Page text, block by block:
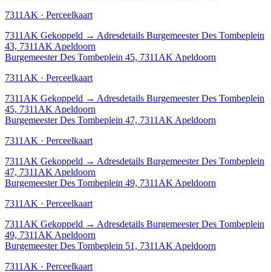
7311AK · Perceelkaart
7311AK Gekoppeld → Adresdetails Burgemeester Des Tombeplein
43, 7311AK Apeldoorn
Burgemeester Des Tombeplein 45, 7311AK Apeldoorn
7311AK · Perceelkaart
7311AK Gekoppeld → Adresdetails Burgemeester Des Tombeplein
45, 7311AK Apeldoorn
Burgemeester Des Tombeplein 47, 7311AK Apeldoorn
7311AK · Perceelkaart
7311AK Gekoppeld → Adresdetails Burgemeester Des Tombeplein
47, 7311AK Apeldoorn
Burgemeester Des Tombeplein 49, 7311AK Apeldoorn
7311AK · Perceelkaart
7311AK Gekoppeld → Adresdetails Burgemeester Des Tombeplein
49, 7311AK Apeldoorn
Burgemeester Des Tombeplein 51, 7311AK Apeldoorn
7311AK · Perceelkaart